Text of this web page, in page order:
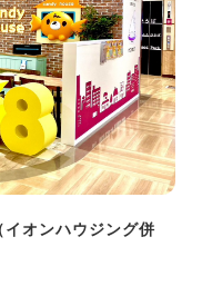
オンハウジング併